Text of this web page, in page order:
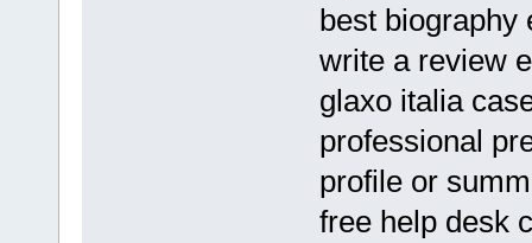
best biography
write a review
glaxo italia
professional
profile or
free help desk